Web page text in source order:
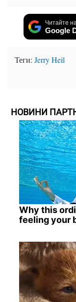
Читайте
Google
Теги: Jerry Heil
НОВИНИ
Why this
feeling your